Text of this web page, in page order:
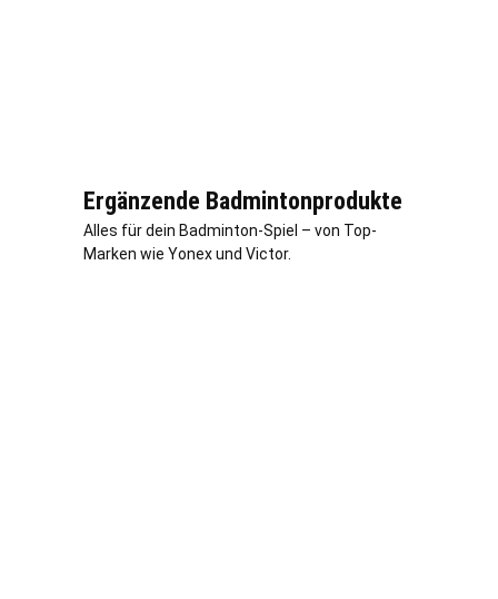
Ergänzende Badmintonprodukte
Alles für dein Badminton-Spiel – von Top-
Marken wie Yonex und Victor.